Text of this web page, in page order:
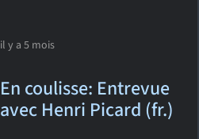
il y a 5 mois
En coulisse: Entrevue
avec Henri Picard (fr.)